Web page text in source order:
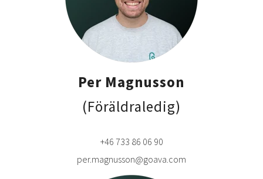
Per Magnusson
(Föräldraledig)
+46 733 86 06 90
per.magnusson@goava.com